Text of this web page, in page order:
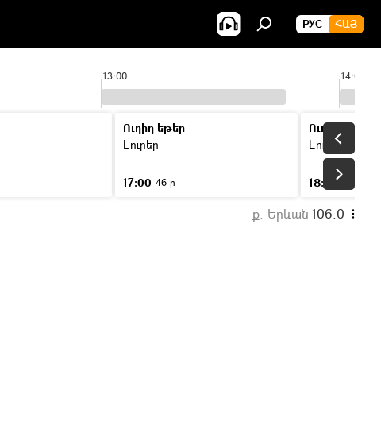
РУС ՀԱՅ
13:00 14:00
Ուղիղ եթեր
Լուրեր
17:00 46 ր
Ուղիղ եթեր
Լուրեր
18:00
ք. Երևան 106.0